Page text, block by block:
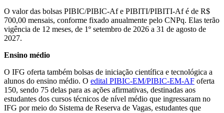
O valor das bolsas PIBIC/PIBIC-Af e PIBITI/PIBITI-Af é de R$
700,00 mensais, conforme fixado anualmente pelo CNPq. Elas terão
vigência de 12 meses, de 1º setembro de 2026 a 31 de agosto de
2027.
Ensino médio
O IFG oferta também bolsas de iniciação científica e tecnológica a
alunos do ensino médio. O edital PIBIC-EM/PIBIC-EM-AF oferta
150, sendo 75 delas para as ações afirmativas, destinadas aos
estudantes dos cursos técnicos de nível médio que ingressaram no
IFG por meio do Sistema de Reserva de Vagas, estudantes que